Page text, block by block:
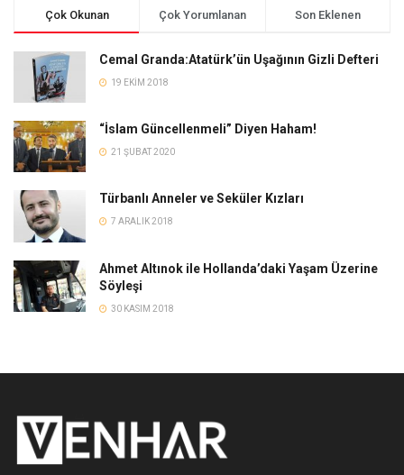
Çok Okunan Çok Yorumlanan Son Eklenen
Cemal Granda:Atatürk’ün Uşağının Gizli Defteri
19 EKIM 2018
“İslam Güncellenmeli” Diyen Haham!
21 ŞUBAT 2020
Türbanlı Anneler ve Seküler Kızları
7 ARALIK 2018
Ahmet Altınok ile Hollanda’daki Yaşam Üzerine
Söyleşi
30 KASIM 2018